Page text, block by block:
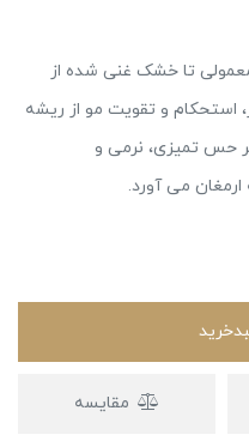
تا خشک غنی شده از
و تقویت مو از ریشه
حس تمیزی، نرمی و
می آورد.
مقایسه